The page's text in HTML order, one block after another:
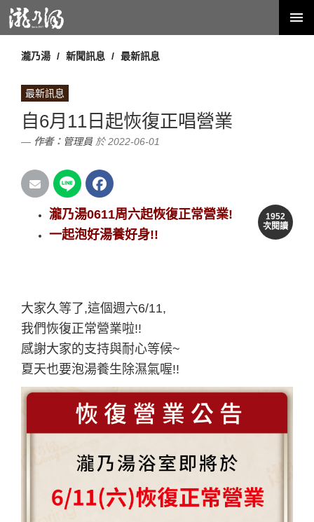
瀧乃湯 新聞訊息 最新訊息
最新訊息
自6月11日起恢復正唱營業
作者： 管理員 於 2022-06-01
1952
次閱讀
瀧乃湯0611周六起恢復正常營業!
一起泡好湯養好身!!
大家久等了,這個週六6/11,
我們恢復正常營業啦!!
感謝大家的支持與耐心等候~
夏天也要泡湯養生除濕氣喔!!